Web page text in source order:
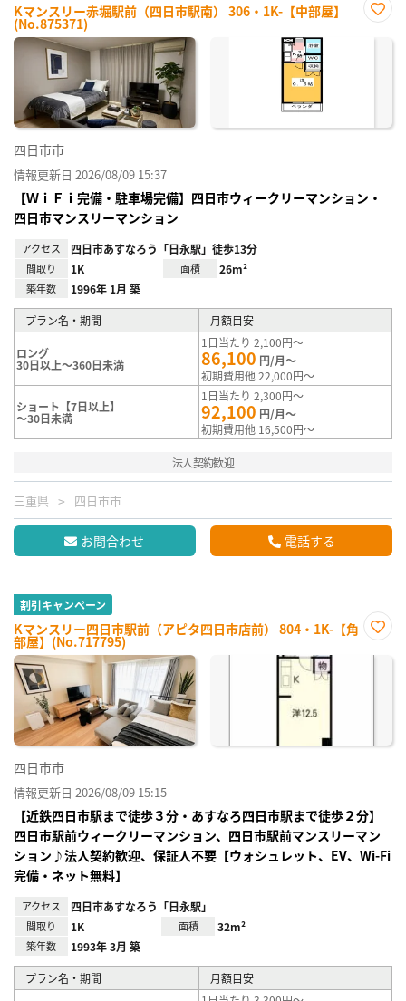
Kマンスリー赤堀駅前（四日市駅南） 306・1K-【中部屋】
(No.875371)
に入
四日市市
情報更新日 2026/08/09 15:37
【ＷｉＦｉ完備・駐車場完備】四日市ウィークリーマンション・
四日市マンスリーマンション
アクセス 四日市あすなろう「日永駅」徒歩13分
間取り 1K 面積 26m²
築年数 1996年 1月 築
プラン名・期間 月額目安
ロング
30日以上～360日未満
1日当たり 2,100円～
86,100 円/月～
初期費用他 22,000円～
ショート【7日以上】
～30日未満
1日当たり 2,300円～
92,100 円/月～
初期費用他 16,500円～
法人契約歓迎
三重県 四日市市
お問合わせ 電話する
割引キャンペーン
Kマンスリー四日市駅前（アピタ四日市店前） 804・1K-【角
部屋】(No.717795)
に入
四日市市
情報更新日 2026/08/09 15:15
【近鉄四日市駅まで徒歩３分・あすなろ四日市駅まで徒歩２分】
四日市駅前ウィークリーマンション、四日市駅前マンスリーマン
ション♪法人契約歓迎、保証人不要【ウォシュレット、EV、Wi-Fi
完備・ネット無料】
アクセス 四日市あすなろう「日永駅」
間取り 1K 面積 32m²
築年数 1993年 3月 築
プラン名・期間
月額目安